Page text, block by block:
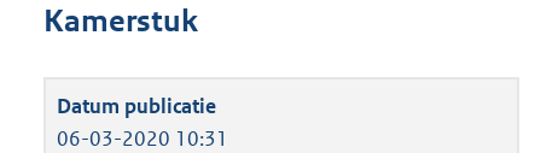
Kamerstuk
06-03-2020 10:31